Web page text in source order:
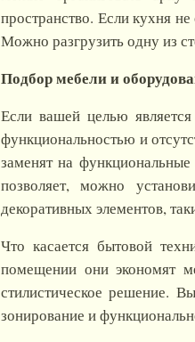
пространство. Если кухня
Можно разгрузить одну из
Подбор мебели и
Если вашей целью
функциональностью и
заменят на
позволяет, можно
декоративных элементов,
Что касается бытовой
помещении они экономят
стилистическое решение.
зонирование и